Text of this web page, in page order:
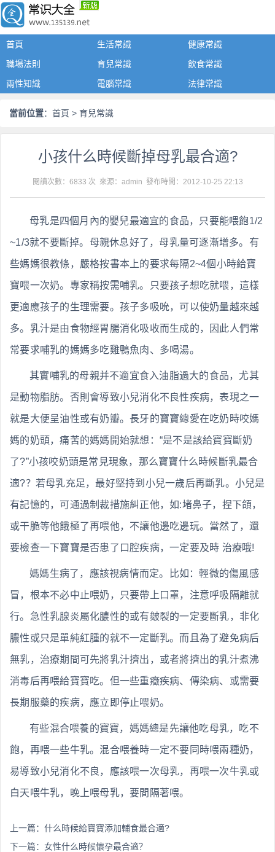
首頁 生活常識
健康常識
職場法則
育兒常識
飲食常識
兩性知識
電腦常識 法律常識
當前位置： 首頁 > 育兒常識
小孩什么時候斷掉母乳最合適?
閱讀次數：6833 次 來源：admin 發布時間： 2012-10-25 22:13
母乳是四個月內的嬰兒最適宜的食品，只要能喂飽1/2
~1/3就不要斷掉。母親休息好了，母乳量可逐漸增多。有
些媽媽很教條，嚴格按書本上的要求每隔2~4個小時給寶
寶喂一次奶。專家稱按需哺乳。只要孩子想吃就喂，這樣
更適應孩子的生理需要。孩子多吸吮，可以使奶量越來越
多。乳汁是由食物經胃腸消化吸收而生成的，因此人們常
常要求哺乳的媽媽多吃雞鴨魚肉、多喝湯。
其實哺乳的母親并不適宜食入油脂過大的食品，尤其
是動物脂肪。否則會導致小兒消化不良性疾病，表現之一
就是大便呈油性或有奶瓣。長牙的寶寶總愛在吃奶時咬媽
媽的奶頭，痛苦的媽媽開始就想：“是不是該給寶寶斷奶
了?”小孩咬奶頭是常見現象，那么寶寶什么時候斷乳最合
適?？若母乳充足，最好堅持到小兒一歲后再斷乳。小兒是
有記憶的，可通過制裁措施糾正他，如:堵鼻子，捏下頜，
或干脆等他餓極了再喂他，不讓他邊吃邊玩。當然了，還
要檢查一下寶寶是否患了口腔疾病，一定要及時 治療哦!
媽媽生病了，應該視病情而定。比如：輕微的傷風感
冒，根本不必中止喂奶，只要帶上口罩，注意呼吸隔離就
行。急性乳腺炎屬化膿性的或有皴裂的一定要斷乳，非化
膿性或只是單純紅腫的就不一定斷乳。而且為了避免病后
無乳，治療期間可先將乳汁擠出，或者將擠出的乳汁煮沸
消毒后再喂給寶寶吃。但一些重癥疾病、傳染病、或需要
長期服藥的疾病，應立即停止喂奶。
有些混合喂養的寶寶，媽媽總是先讓他吃母乳，吃不
飽，再喂一些牛乳。混合喂養時一定不要同時喂兩種奶，
易導致小兒消化不良，應該喂一次母乳，再喂一次牛乳或
白天喂牛乳，晚上喂母乳，要間隔著喂。
上一篇： 什么時候給寶寶添加輔食最合適?
下一篇： 女性什么時候懷孕最合適？